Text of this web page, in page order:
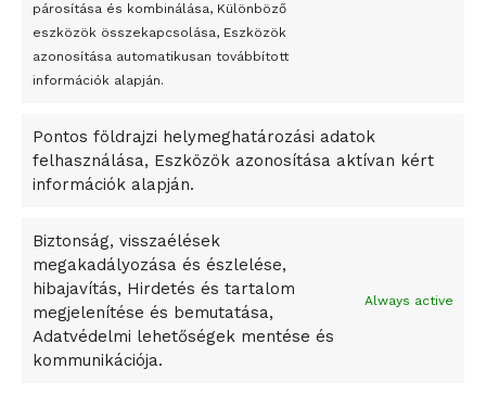
párosítása és kombinálása, Különböző
eszközök összekapcsolása, Eszközök
azonosítása automatikusan továbbított
információk alapján.
Pontos földrajzi helymeghatározási adatok
felhasználása, Eszközök azonosítása aktívan kért
információk alapján.
Biztonság, visszaélések
megakadályozása és észlelése,
hibajavítás, Hirdetés és tartalom
megjelenítése és bemutatása,
Adatvédelmi lehetőségek mentése és
kommunikációja.
Always active
Megveszi az osztrák Wienerberger az amerikai Meridian
Bricket
A Startup Campus egyetemi programjainak legjobbjai az
A Ringo Starr új albummal jelentkezik
A Vajdasági Magyar Szövetség államtitkárait kinevezték
Dzsingisz kán hódító hadjárata okozta
Kuramagomedov ötödik, Muszukajev elődöntős – Birkózó
világkupa